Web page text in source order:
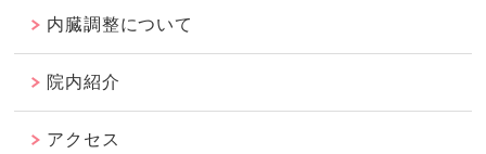
内臓調整について
院内紹介
アクセス